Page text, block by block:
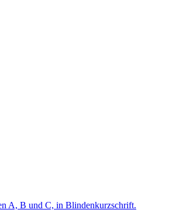
A, B und C, in Blindenkurzschrift.